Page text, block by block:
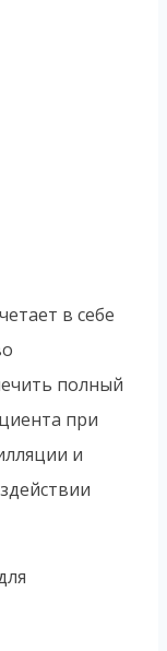
в себе
полный
при
и